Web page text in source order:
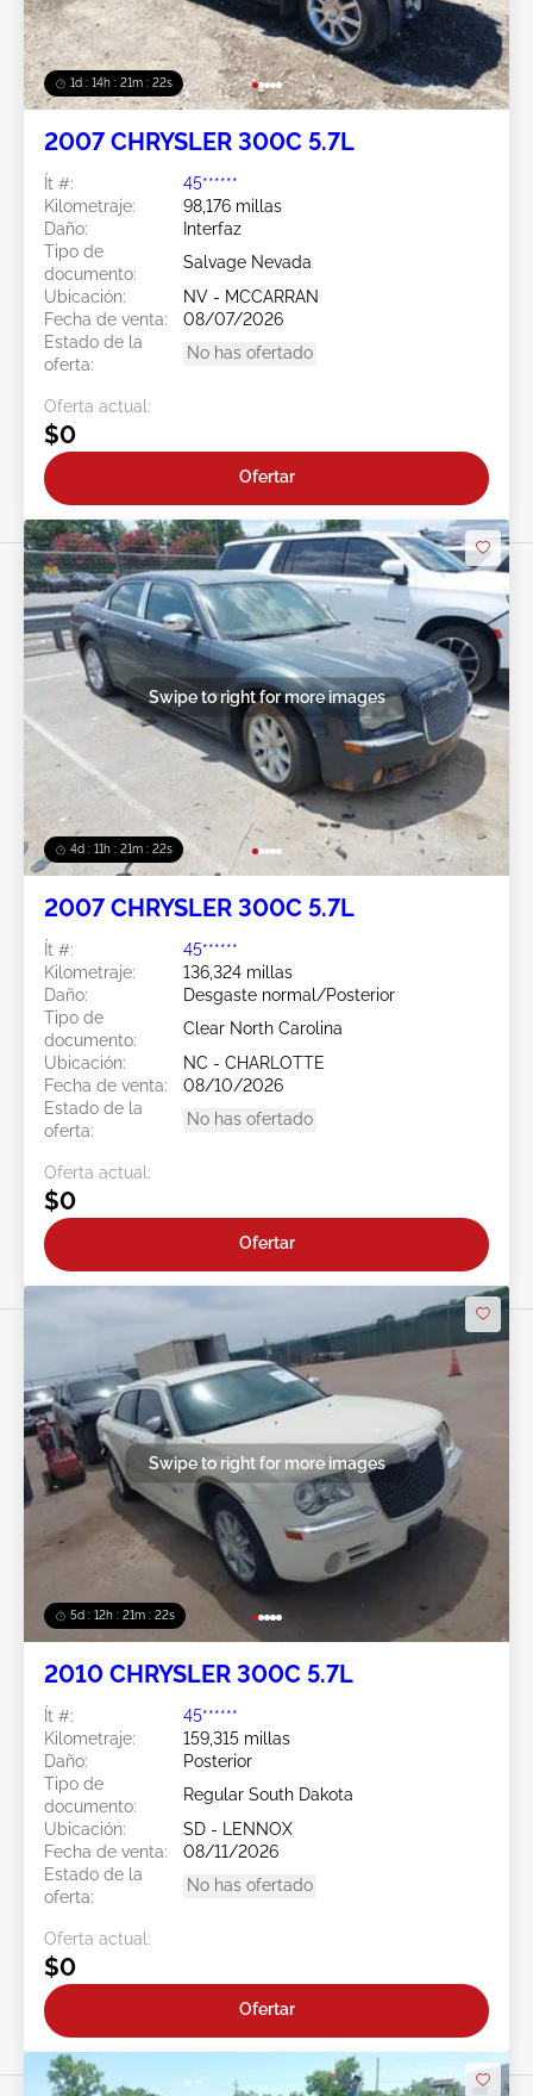
1d : 14h : 21m : 19s
2007 CHRYSLER 300C 5.7L
Ít #:
45******
Kilometraje:
98,176 millas
Daño:
Interfaz
Tipo de
documento:
Salvage Nevada
Ubicación:
NV - MCCARRAN
Fecha de venta:
08/07/2026
Estado de la
oferta:
No has ofertado
Oferta actual:
$0
Ofertar
4d : 11h : 21m : 19s
Swipe to right for more images
2007 CHRYSLER 300C 5.7L
Ít #:
45******
Kilometraje:
136,324 millas
Daño:
Desgaste normal/Posterior
Tipo de
documento:
Clear North Carolina
Ubicación:
NC - CHARLOTTE
Fecha de venta:
08/10/2026
Estado de la
oferta:
No has ofertado
Oferta actual:
$0
Ofertar
5d : 12h : 21m : 19s
Swipe to right for more images
2010 CHRYSLER 300C 5.7L
Ít #:
45******
Kilometraje:
159,315 millas
Daño:
Posterior
Tipo de
documento:
Regular South Dakota
Ubicación:
SD - LENNOX
Fecha de venta:
08/11/2026
Estado de la
oferta:
No has ofertado
Oferta actual:
$0
Ofertar